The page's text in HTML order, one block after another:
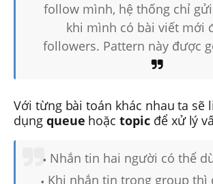
follow mình, hệ thống chỉ
khi mình có bài viết mới
followers. Pattern này được
Với từng bài toán khác nhau ta sẽ
dụng queue hoặctopicđể xử lý
Nhắn tin hai người có thể
Khi nhắn tin trong group thì